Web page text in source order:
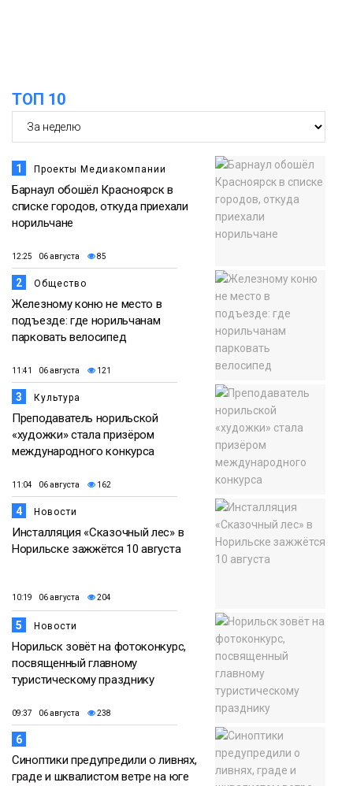
18:30
Фото
Заполярное лето в разгаре: Норильск
прогрелся до 29 градусов
ТОП 10
1 Проекты Медиакомпании
Барнаул обошёл Красноярск в
списке городов, откуда приехали
норильчане
12:25 06 августа 85
2 Общество
Железному коню не место в
подъезде: где норильчанам
парковать велосипед
11:41 06 августа 121
3 Культура
Преподаватель норильской
«художки» стала призёром
международного конкурса
11:04 06 августа 162
4 Новости
Инсталляция «Сказочный лес» в
Норильске зажжётся 10 августа
10:19 06 августа 204
5 Новости
Норильск зовёт на фотоконкурс,
посвященный главному
туристическому празднику
09:37 06 августа 238
6
Синоптики предупредили о ливнях,
граде и шквалистом ветре на юге